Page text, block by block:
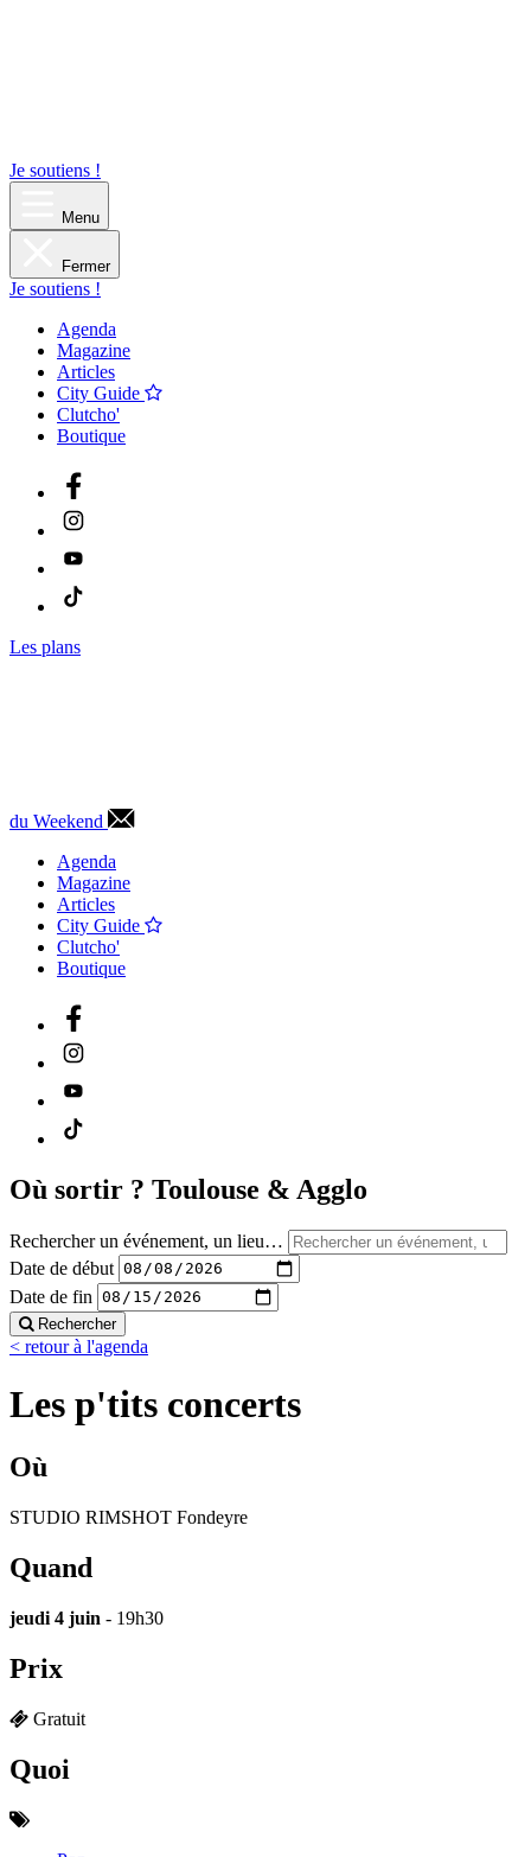
Je soutiens !
Menu
Fermer
Je soutiens !
Agenda
Magazine
Articles
City Guide
Clutcho'
Boutique
Les plans
du Weekend
Agenda
Magazine
Articles
City Guide
Clutcho'
Boutique
Où sortir ? Toulouse & Agglo
Rechercher un événement, un lieu…
Date de début
Date de fin
Rechercher
< retour à l'agenda
Les p'tits concerts
Où
STUDIO RIMSHOT Fondeyre
Quand
jeudi 4 juin - 19h30
Prix
Gratuit
Quoi